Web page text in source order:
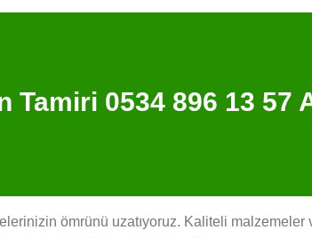
0534 896 13 57
ömrünü uzatıyoruz. Kaliteli